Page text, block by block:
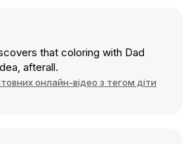
that coloring with Dad
afterall.
онлайн-відео з тегом діти